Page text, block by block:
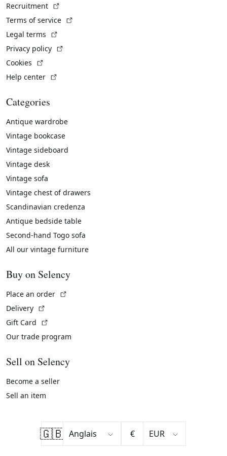
Recruitment
Terms of service
Legal terms
Privacy policy
Cookies
Help center
Categories
Antique wardrobe
Vintage bookcase
Vintage sideboard
Vintage desk
Vintage sofa
Vintage chest of drawers
Scandinavian credenza
Antique bedside table
Second-hand Togo sofa
All our vintage furniture
Buy on Selency
Place an order
Delivery
Gift Card
Our trade program
Sell on Selency
Become a seller
Sell an item
🇬🇧 €